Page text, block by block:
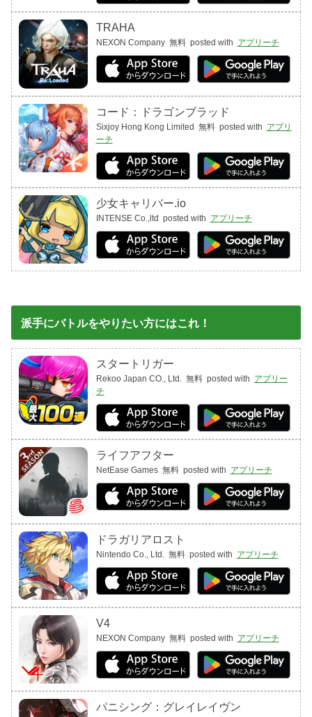
TRAHA
NEXON Company 無料 posted with アプリーチ
コード：ドラゴンブラッド
Sixjoy Hong Kong Limited 無料 posted with アプリ
ーチ
少女キャリバー.io
INTENSE Co.,ltd posted with アプリーチ
派手にバトルをやりたい方にはこれ！
スタートリガー
Rekoo Japan CO., Ltd. 無料 posted with アプリー
チ
ライフアフター
NetEase Games 無料 posted with アプリーチ
ドラガリアロスト
Nintendo Co., Ltd. 無料 posted with アプリーチ
V4
NEXON Company 無料 posted with アプリーチ
パニシング：グレイレイヴン